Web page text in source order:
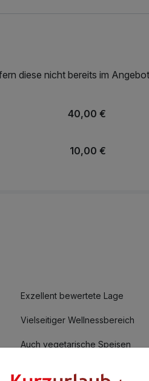
diese nicht bereits im
40,00 €
10,00 €
Exzellent bewertete Lage
Vielseitiger Wellnessbereich
Auch vegetarische Speisen